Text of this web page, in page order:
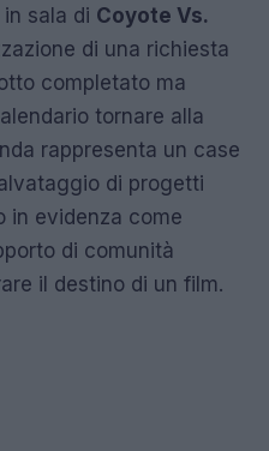
sala di Coyote Vs.
di una richiesta
completato ma
tornare alla
rappresenta un case
di progetti
in evidenza come
di comunità
il destino di un film.